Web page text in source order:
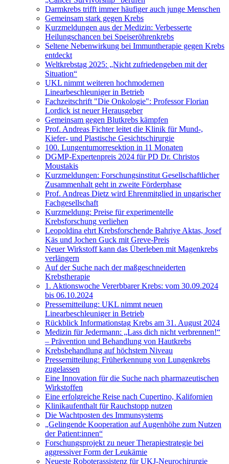
Darmkrebs trifft immer häufiger auch junge Menschen
Gemeinsam stark gegen Krebs
Kurzmeldungen aus der Medizin: Verbesserte
Heilungschancen bei Speiseröhrenkrebs
Seltene Nebenwirkung bei Immuntherapie gegen Krebs
entdeckt
Weltkrebstag 2025: „Nicht zufriedengeben mit der
Situation“
UKL nimmt weiteren hochmodernen
Linearbeschleuniger in Betrieb
Fachzeitschrift "Die Onkologie": Professor Florian
Lordick ist neuer Herausgeber
Gemeinsam gegen Blutkrebs kämpfen
Prof. Andreas Fichter leitet die Klinik für Mund-,
Kiefer- und Plastische Gesichtschirurgie
100. Lungentumorresektion in 11 Monaten
DGMP-Expertenpreis 2024 für PD Dr. Christos
Moustakis
Kurzmeldungen: Forschungsinstitut Gesellschaftlicher
Zusammenhalt geht in zweite Förderphase
Prof. Andreas Dietz wird Ehrenmitglied in ungarischer
Fachgesellschaft
Kurzmeldung: Preise für experimentelle
Krebsforschung verliehen
Leopoldina ehrt Krebsforschende Bahriye Aktas, Josef
Käs und Jochen Guck mit Greve-Preis
Neuer Wirkstoff kann das Überleben mit Magenkrebs
verlängern
Auf der Suche nach der maßgeschneiderten
Krebstherapie
1. Aktionswoche Vererbbarer Krebs: vom 30.09.2024
bis 06.10.2024
Pressemitteilung: UKL nimmt neuen
Linearbeschleuniger in Betrieb
Rückblick Informationstag Krebs am 31. August 2024
Medizin für Jedermann: „Lass dich nicht verbrennen!“
– Prävention und Behandlung von Hautkrebs
Krebsbehandlung auf höchstem Niveau
Pressemitteilung: Früherkennung von Lungenkrebs
zugelassen
Eine Innovation für die Suche nach pharmazeutischen
Wirkstoffen
Eine erfolgreiche Reise nach Cupertino, Kalifornien
Klinikaufenthalt für Rauchstopp nutzen
Die Wachtposten des Immunsystems
„Gelingende Kooperation auf Augenhöhe zum Nutzen
der Patient:innen“
Forschungsprojekt zu neuer Therapiestrategie bei
aggressiver Form der Leukämie
Neueste Roboterassistenz für UKJ-Neurochirurgie